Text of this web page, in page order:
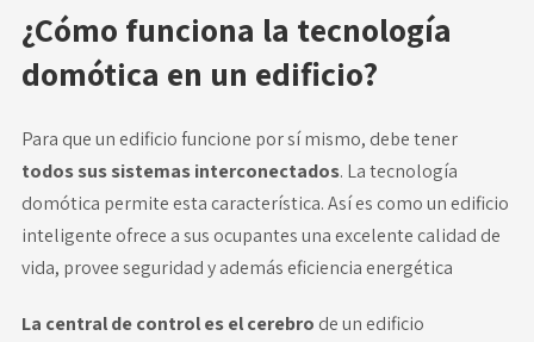
¿Cómo funciona la tecnología
domótica en un edificio?
Para que un edificio funcione por sí mismo, debe tener
todos sus sistemas interconectados. La tecnología
domótica permite esta característica. Así es como un edificio
inteligente ofrece a sus ocupantes una excelente calidad de
vida, provee seguridad y además eficiencia energética
La central de control es el cerebro de un edificio